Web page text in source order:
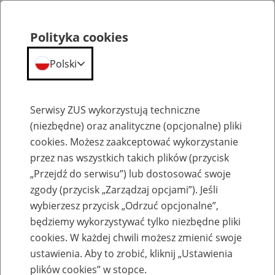
Elektroniczne zwolnienia lekarskie (e-ZLA)
E-ZLA szybciej i prościej.
Udogodnienia dla lekarzy i
Polityka cookies
Polski
Serwisy ZUS wykorzystują techniczne
(niezbędne) oraz analityczne (opcjonalne) pliki
cookies. Możesz zaakceptować wykorzystanie
przez nas wszystkich takich plików (przycisk
„Przejdź do serwisu”) lub dostosować swoje
zgody (przycisk „Zarządzaj opcjami”). Jeśli
wybierzesz przycisk „Odrzuć opcjonalne”,
będziemy wykorzystywać tylko niezbędne pliki
cookies. W każdej chwili możesz zmienić swoje
ustawienia. Aby to zrobić, kliknij „Ustawienia
plików cookies” w stopce.